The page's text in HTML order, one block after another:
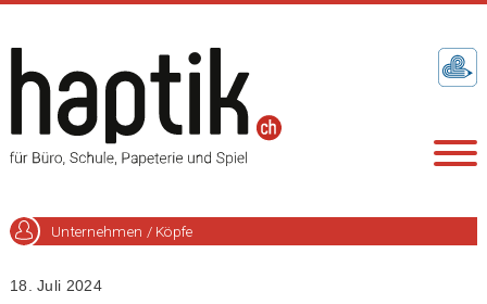
Unternehmen / Köpfe
18. Juli 2024